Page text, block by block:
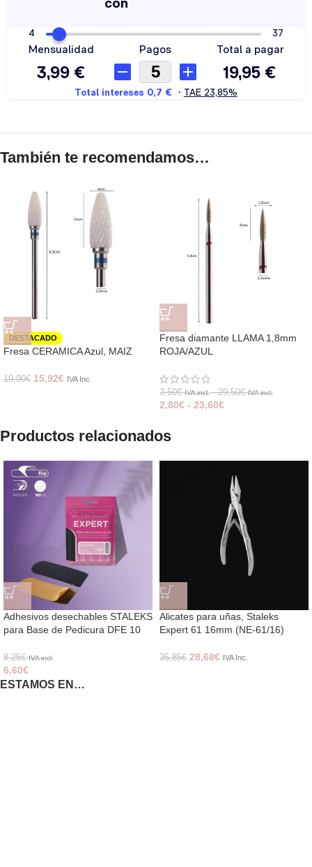
También te recomendamos…
DESTACADO
Fresa CERAMICA Azul, MAIZ
19,90€ 15,92€ IVA Inc.
Fresa diamante LLAMA 1,8mm
ROJA/AZUL
3,50€ IVA incl. - 29,50€ IVA incl.
2,80€ - 23,60€
Productos relacionados
Adhesivos desechables STALEKS
para Base de Pedicura DFE 10
8,25€ IVA incl.
6,60€
Alicates para uñas, Staleks
Expert 61 16mm (NE-61/16)
35,85€ 28,68€ IVA Inc.
ESTAMOS EN…